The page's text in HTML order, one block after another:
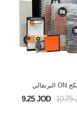
بكج ON البرتقالي
9.25 JOD 10.75